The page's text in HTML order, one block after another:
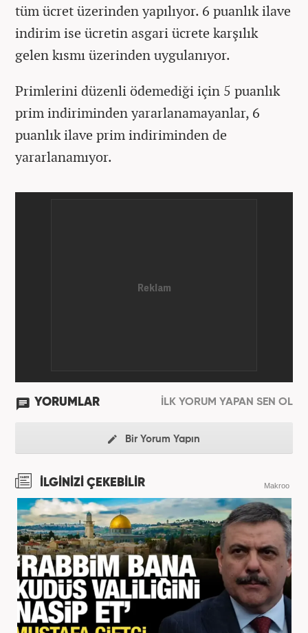
tüm ücret üzerinden yapılıyor. 6 puanlık ilave
indirim ise ücretin asgari ücrete karşılık
gelen kısmı üzerinden uygulanıyor.
Primlerini düzenli ödemediği için 5 puanlık
prim indiriminden yararlanamayanlar, 6
puanlık ilave prim indiriminden de
yararlanamıyor.
YORUMLAR İLK YORUM YAPAN SEN OL
Bir Yorum Yapın
İLGİNİZİ ÇEKEBİLİR Makroo